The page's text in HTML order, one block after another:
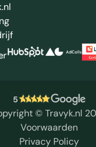
5
© Travyk.nl
Voorwaarden
Privacy Policy